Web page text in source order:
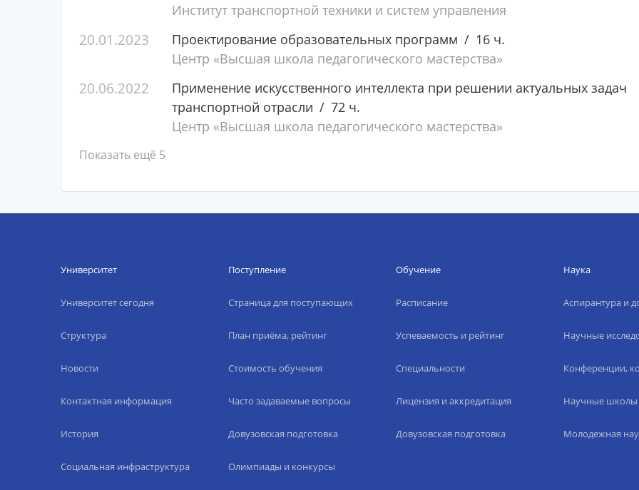
Институт транспортной техники и систем управления
20.01.2023 Проектирование образовательных программ
16 ч.
Центр «Высшая школа педагогического мастерства»
20.06.2022
Применение искусственного интеллекта при решении актуальных задач
транспортной отрасли
72 ч.
Центр «Высшая школа педагогического мастерства»
Показать ещё 5
Университет
Университет сегодня
Структура
Новости
Контактная информация
История
Социальная инфраструктура
Поступление
Страница для поступающих
План приёма, рейтинг
Стоимость обучения
Часто задаваемые вопросы
Довузовская подготовка
Олимпиады и конкурсы
Обучение
Расписание
Успеваемость и рейтинг
Специальности
Лицензия и аккредитация
Довузовская подготовка
Наука
Аспирантура и
Научные
Конференции,
Научные школы
Молодежная